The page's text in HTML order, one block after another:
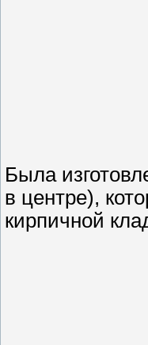
Была
в центре),
кирпичной